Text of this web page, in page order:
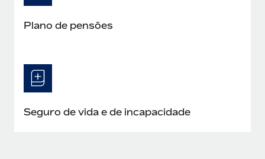
Plano de pensões
Seguro de vida e de incapacidade